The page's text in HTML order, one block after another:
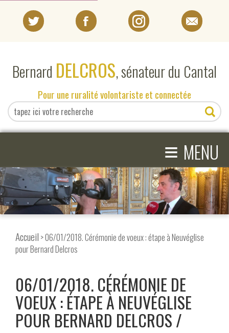
Bernard DELCROS, sénateur du Cantal
Pour une ruralité volontariste et connectée
≡ MENU
EN DIRECT DU SÉNAT
EN DIRECT DU CANTAL
COMPRENDRE LE SÉNAT
Accueil > 06/01/2018. Cérémonie de voeux : étape à Neuvéglise
pour Bernard Delcros
06/01/2018. CÉRÉMONIE DE
VOEUX : ÉTAPE À NEUVÉGLISE
POUR BERNARD DELCROS